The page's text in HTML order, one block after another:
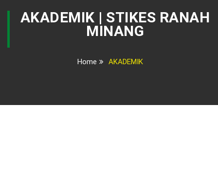
AKADEMIK | STIKES RANAH
MINANG
Home AKADEMIK